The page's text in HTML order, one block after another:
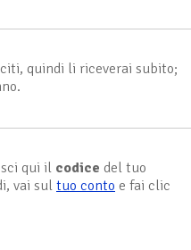
quindi li riceverai subito;
qui il codice del tuo
vai sul tuo conto e fai clic